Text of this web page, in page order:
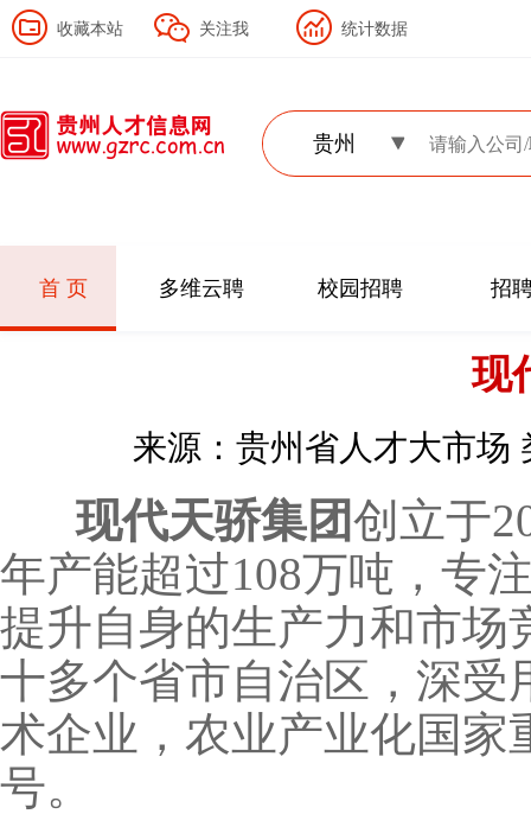
收藏本站 关注我 统计数据
贵州
首 页 多维云聘 校园招聘 招
现
来源：贵州省人才大市场
现代天骄集团创立于
年产能超过108万吨，专
提升自身的生产力和市场
十多个省市自治区，深受
术企业，农业产业化国家
号。